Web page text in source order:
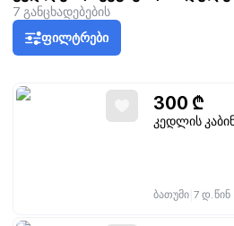
7 განცხადებების
ფილტრები
300 ₾
კედლის
ბათუმი 7 დ. წინ